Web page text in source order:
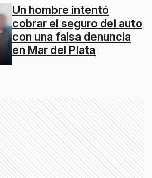
Un hombre intentó
cobrar el seguro del auto
con una falsa denuncia
en Mar del Plata